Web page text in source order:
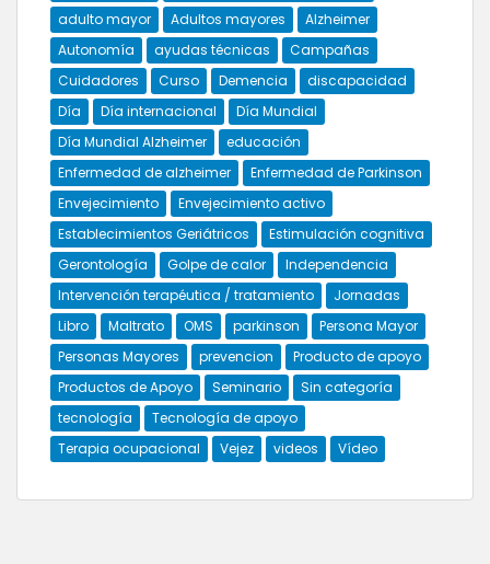
adulto mayor
Adultos mayores
Alzheimer
Autonomía
ayudas técnicas
Campañas
Cuidadores
Curso Demencia
discapacidad
Día
Día internacional
Día Mundial
Día Mundial Alzheimer
educación
Enfermedad de alzheimer
Enfermedad de Parkinson
Envejecimiento
Envejecimiento activo
Establecimientos Geriátricos
Estimulación cognitiva
Gerontología
Golpe de calor
Independencia
Intervención terapéutica / tratamiento
Jornadas
Libro
Maltrato OMS parkinson
Persona Mayor
Personas Mayores
prevencion
Producto de apoyo
Productos de Apoyo
Seminario
Sin categoría
tecnología
Tecnología de apoyo
Terapia ocupacional
Vejez videos Vídeo